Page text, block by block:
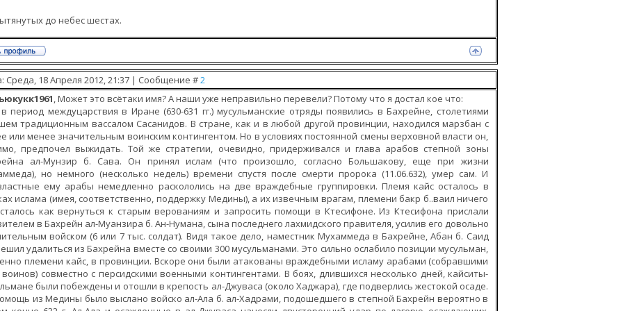
до небес шестах.
Среда, 18 Апреля 2012, 21:37 | Сообщение #2
, Может это всётаки имя? А наши уже неправильно перевели? Потому что я достал кое что:
период междуцарствия в Иране (630-631 гг.) мусульманские отряды появились в Бахрейне, столетиями
традиционным вассалом Сасанидов. В стране, как и в любой другой провинции, находился марзбан с
или менее значительным воинским контингентом. Но в условиях постоянной смены верховной власти он,
предпочел выжидать. Той же стратегии, очевидно, придерживался и глава арабов степной зоны
ал-Мунзир б. Сава. Он принял ислам (что произошло, согласно Большакову, еще при жизни
но немного (несколько недель) времени спустя после смерти пророка (11.06.632), умер сам. И
ему арабы немедленно раскололись на две враждебные группировки. Племя кайс осталось в
ислама (имея, соответственно, поддержку Медины), а их извечным врагам, племени бакр б..ваил ничего
как вернуться к старым верованиям и запросить помощи в Ктесифоне. Из Ктесифона прислали
в Бахрейн ал-Муанзира б. Ан-Нумана, сына последнего лахмидского правителя, усилив его довольно
войском (6 или 7 тыс. солдат). Видя такое дело, наместник Мухаммеда в Бахрейне, Абан б. Саид
удалиться из Бахрейна вместе со своими 300 мусульманами. Это сильно ослабило позиции мусульман,
племени кайс, в провинции. Вскоре они были атакованы враждебными исламу арабами (собравшими
воинов) совместно с персидскими военными контингентами. В боях, длившихся несколько дней, кайситы-
были побеждены и отошли в крепость ал-Джуваса (около Хаджара), где подверлись жестокой осаде.
из Медины было выслано войско ал-Ала б. ал-Хадрами, подошедшего в степной Бахрейн вероятно в